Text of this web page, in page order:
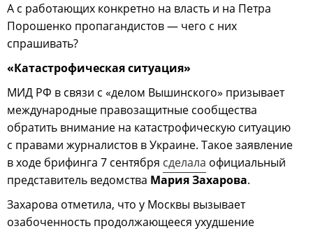
А с работающих конкретно на власть и на Петра
Порошенко пропагандистов — чего с них
спрашивать?
«Катастрофическая ситуация»
МИД РФ в связи с «делом Вышинского» призывает
международные правозащитные сообщества
обратить внимание на катастрофическую ситуацию
с правами журналистов в Украине. Такое заявление
в ходе брифинга 7 сентября сделала официальный
представитель ведомства Мария Захарова.
Захарова отметила, что у Москвы вызывает
озабоченность продолжающееся ухудшение